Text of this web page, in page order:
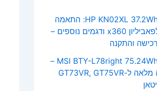
סוללת HP KN02XL 37.2Wh: התאמה
מלאה לפאביליון x360 ודגמים נוספים –
והתקנה
סוללת MSI BTY-L78right 75.24Wh –
התאמה מלאה ל-GT73VR, GT75VR